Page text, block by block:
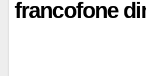
francofone